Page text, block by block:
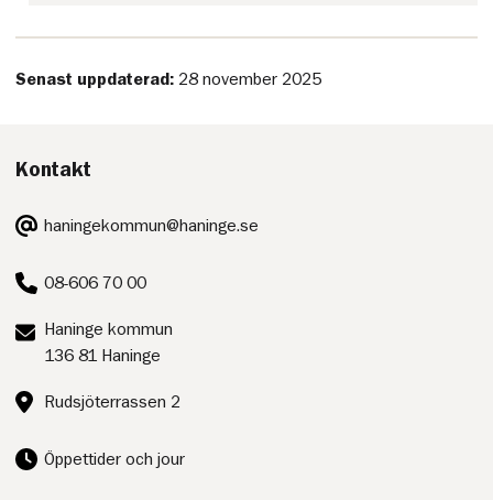
Senast uppdaterad: 28 november 2025
Kontakt
E-
post:
haningekommun@haninge.se
Telefon:
08-606 70 00
Postadress:
Haninge kommun
136 81 Haninge
Besöksadress:
Rudsjöterrassen 2
Öppettider och jour